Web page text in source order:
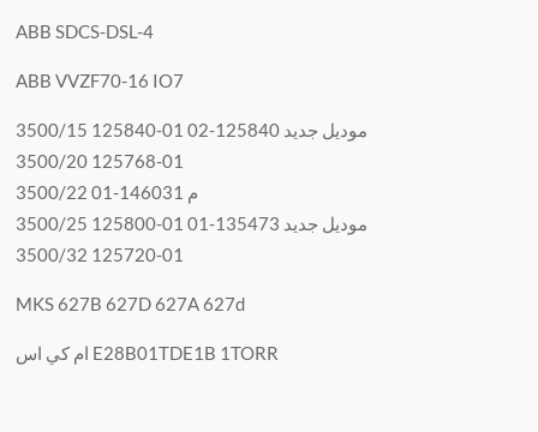
ABB SDCS-DSL-4
ABB VVZF70-16 IO7
3500/15 125840-01 موديل جديد 125840-02
3500/20 125768-01
3500/22 م 146031-01
3500/25 125800-01 موديل جديد 135473-01
3500/32 125720-01
MKS 627B 627D 627A 627d
ام كي اس E28B01TDE1B 1TORR